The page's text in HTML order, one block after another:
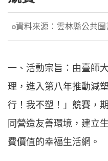
資料來源： 雲林縣公共圖
一、活動宗旨：由臺師
理，進入第八年推動減
行！我不塑！」競賽，
同營造友善環境，建立
費價值的幸福生活網。